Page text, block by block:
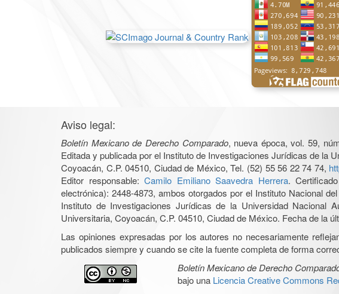
Aviso legal:
Boletín Mexicano de Derecho Comparado, nueva época, vol. 59,
Editada y publicada por el Instituto de Investigaciones Jurídicas de la
Coyoacán, C.P. 04510, Ciudad de México, Tel. (52) 55 56 22 74 74,
Editor responsable:Camilo Emiliano Saavedra Herrera.
electrónica): 2448-4873, ambos otorgados por el Instituto Nacional
Instituto de Investigaciones Jurídicas de la Universidad
Universitaria, Coyoacán, C.P. 04510, Ciudad de México. Fecha de la
Las opiniones expresadas por los autores no necesariamente
publicados siempre y cuando se cite la fuente completa de forma
Boletín Mexicano de Derecho
bajo una Licencia Creative Commons